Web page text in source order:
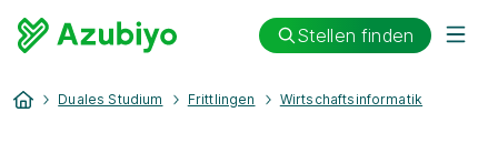
Stellen finden
Duales Studium Frittlingen Wirtschaftsinformatik